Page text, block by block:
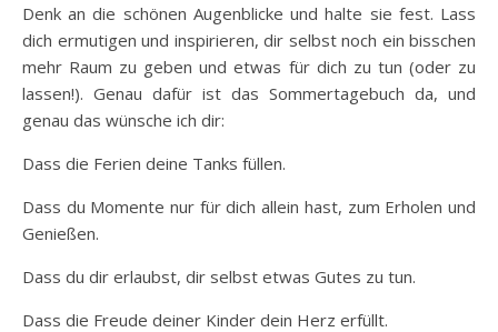
Denk an die schönen Augenblicke und halte sie fest. Lass
dich ermutigen und inspirieren, dir selbst noch ein bisschen
mehr Raum zu geben und etwas für dich zu tun (oder zu
lassen!). Genau dafür ist das Sommertagebuch da, und
genau das wünsche ich dir:
Dass die Ferien deine Tanks füllen.
Dass du Momente nur für dich allein hast, zum Erholen und
Genießen.
Dass du dir erlaubst, dir selbst etwas Gutes zu tun.
Dass die Freude deiner Kinder dein Herz erfüllt.